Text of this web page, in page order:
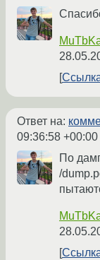
Ответ на:
09:36:58 +00:00
По
/